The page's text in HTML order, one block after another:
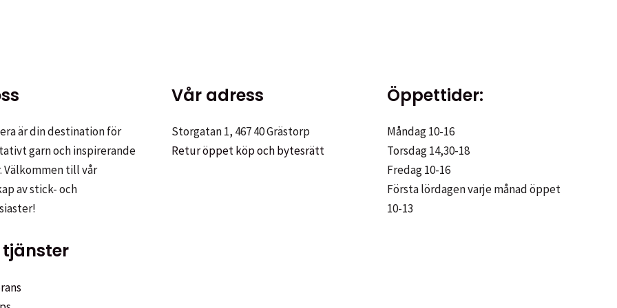
är din destination för
garn och inspirerande
Välkommen till vår
av stick- och
Vår adress
Storgatan 1, 467 40 Grästorp
Retur öppet köp och bytesrätt
Öppettider:
Måndag 10-16
Torsdag 14,30-18
Fredag 10-16
Första lördagen varje månad öppet
10-13